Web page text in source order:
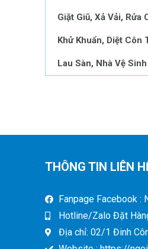
Giặt Giũ, Xả Vải, Rửa
Khử Khuẩn, Diệt Côn
Lau Sàn, Nhà Vệ Sinh
THÔNG TIN LIÊN
Fanpage Facebook :
Hotline/Zalo Đặt
Địa chỉ: 02/1 Đinh